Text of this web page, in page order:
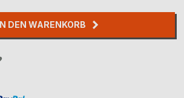
DEN WARENKORB